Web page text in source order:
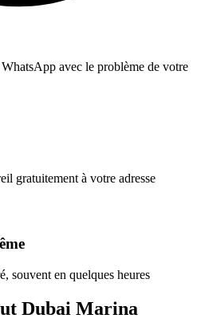
avec le problème de votre
gratuitement à votre adresse
souvent en quelques heures
Dubai Marina